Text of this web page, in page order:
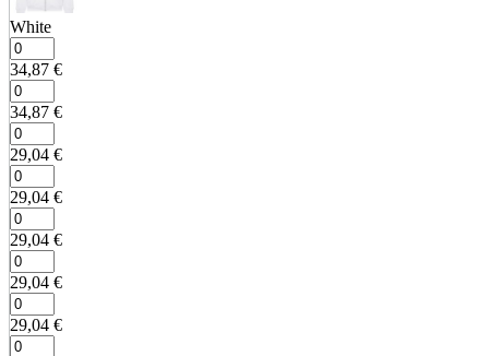
White
34,87 €
34,87 €
29,04 €
29,04 €
29,04 €
29,04 €
29,04 €